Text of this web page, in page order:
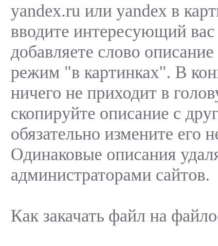
yandex.ru или yandex в
вводите интересующий
добавляете слово
режим "в картинках". В
ничего не приходит в
скопируйте описание с
обязательно измените его
Одинаковые описания
администраторами сайтов.
Как закачать файл на